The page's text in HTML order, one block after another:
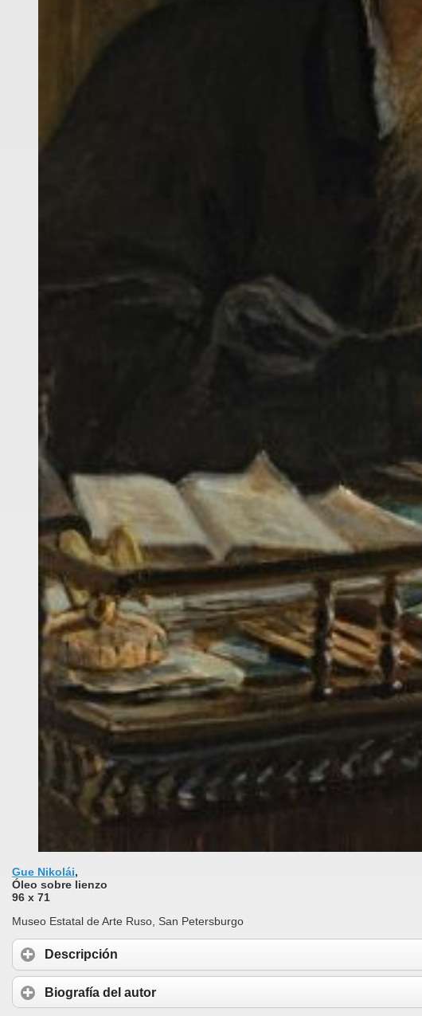
Gue Nikolái,
Óleo sobre lienzo
96 x 71
Museo Estatal de Arte Ruso, San Petersburgo
Descripción
Biografía del autor